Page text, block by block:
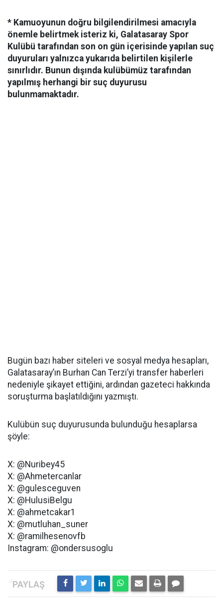
* Kamuoyunun doğru bilgilendirilmesi amacıyla
önemle belirtmek isteriz ki, Galatasaray Spor
Kulübü tarafından son on gün içerisinde yapılan suç
duyuruları yalnızca yukarıda belirtilen kişilerle
sınırlıdır. Bunun dışında kulübümüz tarafından
yapılmış herhangi bir suç duyurusu
bulunmamaktadır.
Bugün bazı haber siteleri ve sosyal medya hesapları,
Galatasaray’ın Burhan Can Terzi’yi transfer haberleri
nedeniyle şikayet ettiğini, ardından gazeteci hakkında
soruşturma başlatıldığını yazmıştı.
Kulübün suç duyurusunda bulunduğu hesaplarsa
şöyle:
X: @Nuribey45
X: @Ahmetercanlar
X: @gulesceguven
X: @HulusiBelgu
X: @ahmetcakar1
X: @mutluhan_suner
X: @ramilhesenovfb
Instagram: @ondersusoglu